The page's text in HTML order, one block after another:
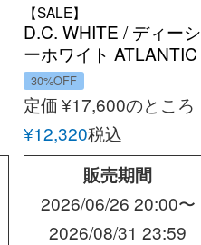
【SALE】
D.C. WHITE / ディーシ
ーホワイト ATLANTIC
FIELD by DC
WHITE（アトランティ
ックフィールドバイデ
ィーシーホワイト）
TRAINING BLOUSON
30%OFF
定価¥17,600のところ
¥12,320税込
販売期間
2026/06/26 20:00〜
2026/08/31 23:59